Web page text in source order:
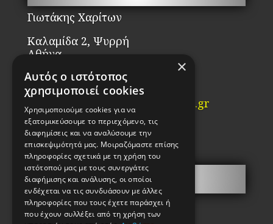
Γιωτάκης Χαρίτων
Καλαμίδα 2, Ψυρρή
Αθήνα
Τηλ: 2103210442
Email:
info@kataskevi-kleidion.gr
ΓΕΜΗ:85983802000
ΑΦΜ 038917456
Σ.Α.Ε.Κ.
×
Αυτός ο ιστότοπος
χρησιμοποιεί cookies
Χρησιμοποιούμε cookies για να
εξατομικεύσουμε το περιεχόμενο, τις
διαφημίσεις και να αναλύσουμε την
επισκεψιμότητά μας. Μοιραζόμαστε επίσης
πληροφορίες σχετικά με τη χρήση του
ιστότοπού μας με τους συνεργάτες
διαφήμισης και ανάλυσης, οι οποίοι
ενδέχεται να τις συνδυάσουν με άλλες
πληροφορίες που τους έχετε παράσχει ή
που έχουν συλλέξει από τη χρήση των